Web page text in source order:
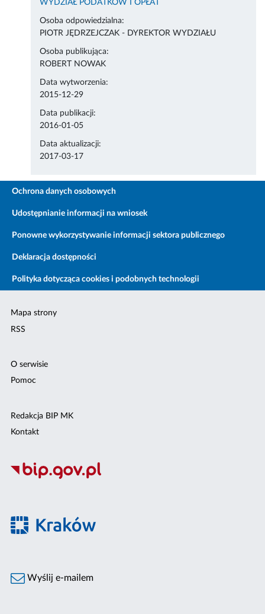
WYDZIAŁ PODATKÓW I OPŁAT
Osoba odpowiedzialna:
PIOTR JĘDRZEJCZAK - DYREKTOR WYDZIAŁU
Osoba publikująca:
ROBERT NOWAK
Data wytworzenia:
2015-12-29
Data publikacji:
2016-01-05
Data aktualizacji:
2017-03-17
Ochrona danych osobowych
Udostępnianie informacji na wniosek
Ponowne wykorzystywanie informacji sektora publicznego
Deklaracja dostępności
Polityka dotycząca cookies i podobnych technologii
Mapa strony
RSS
O serwisie
Pomoc
Redakcja BIP MK
Kontakt
Wyślij e-mailem